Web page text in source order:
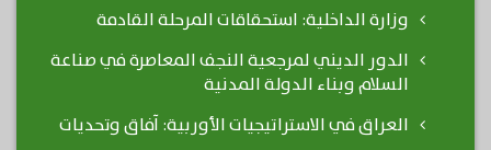
وزارة الداخلية: استحقاقات المرحلة القادمة
الدور الديني لمرجعية النجف المعاصرة في صناعة
السلام وبناء الدولة المدنية
العراق في الاستراتيجيات الأوربية: آفاق وتحديات